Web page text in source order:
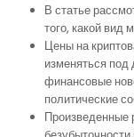
В статье
того, какой вид
Цены на
изменяться под
финансовые
политические
Произведенные